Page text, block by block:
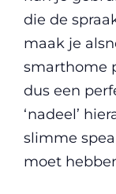
die de
maak je
smarthome
dus een
‘nadeel’
slimme
moet